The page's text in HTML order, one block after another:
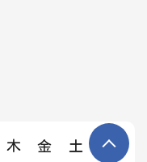
木 金 土 日